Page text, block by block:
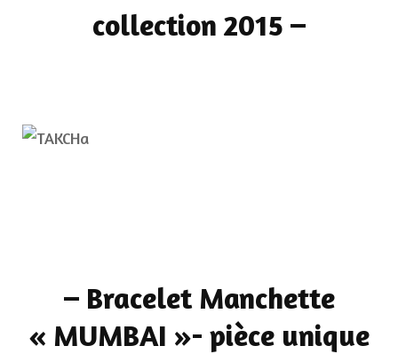
collection 2015 –
– Bracelet Manchette
« MUMBAI »- pièce unique